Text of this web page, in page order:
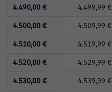
4.490,00 € 4.499,99 €
4.500,00 € 4.509,99 €
4.510,00 € 4.519,99 €
4.520,00 € 4.529,99 €
4.530,00 € 4.539,99 €